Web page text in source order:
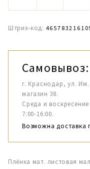
Штрих-код:
Самовывоз:
г. Краснодар, ул.
магазин 38.
Среда и
7:00-16:00.
Возможна доставка
Плёнка мат. листовая